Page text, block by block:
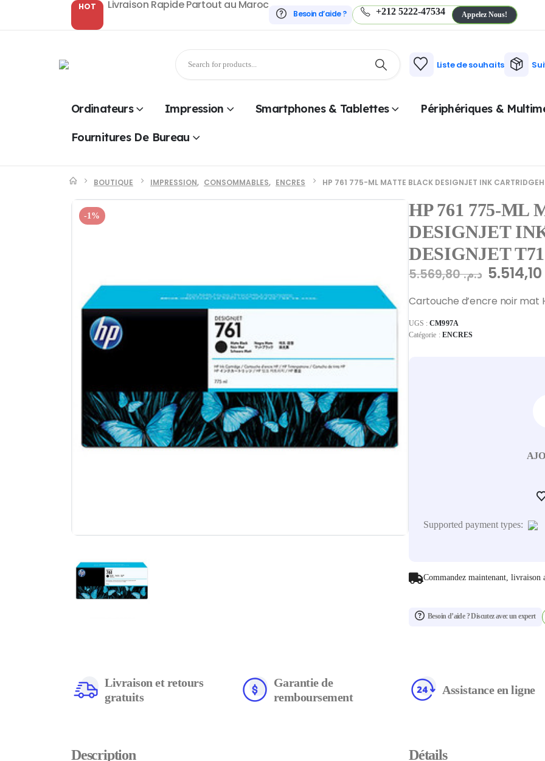
HOT Livraison Rapide Partout au Maroc
Besoin d’aide ? +212 5222-47534 Appelez Nous!
Liste de souhaits
Ordinateurs Impression Smartphones & Tablettes Périphériques &
Fournitures De Bureau
BOUTIQUE IMPRESSION, CONSOMMABLES, ENCRES HP 761 775-ML MATTE BLACK DESIGNJET INK
-1%
HP 761 775-ML
DESIGNJET
DESIGNJET
د.م.5.569,80
Cartouche d’encre noir mat
UGS :CM997A
Catégorie : ENCRES
Supported payment types:
Commandez maintenant, livraison
Besoin d’aide ? Discutez avec un expert
Livraison et retours
gratuits
Garantie de
remboursement
Assistance en ligne
Description Détails